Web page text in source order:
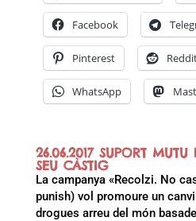
Facebook
Pinterest
WhatsApp
26.06.2017 SUPORT MUTU
SEU CÀSTIG
La campanya «Recolzi. No
punish) vol promoure un
drogues arreu del món